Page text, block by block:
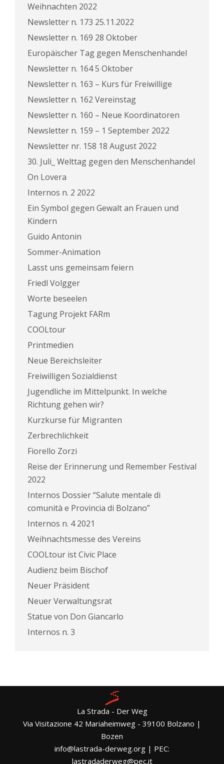
Weihnachten 2022
Newsletter n. 173 25.11.2022
Newsletter n. 169 28 Oktober
Europäischer Tag gegen Menschenhandel
Newsletter n. 164 5 Oktober
Newsletter n. 163 – Kurs für Freiwillige
Newsletter n. 162 Vereinstag
Newsletter n. 160 – Neue Koordinatoren
Newsletter n. 159 – 1 September 2022
Newsletter nr. 158 18 August 2022
30. Juli_ Welttag gegen den Menschenhandel
On Lovera
Internos n. 2 2022
Ein Symbol gegen Gewalt an Frauen und
Kindern
Guido Antonin
Sommer-Animation
Lasst uns gemeinsam feiern
Friedl Volgger
Worte beseelen
Tagung Projekt FARm
COOLtour
Printmedien
Neue Bereichsleiter
Freiwilligen Sozialdienst
Jugendliche im Mittelpunkt. In welche
Richtung gehen wir?
Kurzkurse für Migranten
Zerbrechlichkeit
Fiorello Zorzi
Reise der Erinnerung und Remember Festival
2022
Internos Dossier “Salute mentale di
comunità e Provincia di Bolzano”
Internos n. 4 2021
Weihnachtsmesse des Vereins
COOLtour ist Civic Place
Audienz beim Bischof
Neuer Präsident
Neuer Verwaltungsrat
Statue von Don Giancarlo
Internos n. 3
La Strada - Der Weg
Via Visitazione 42 Mariaheimweg - 39100 Bolzano |
Bozen
info@lastrada-derweg.org | PEC:
lastradaderweg@pec.it